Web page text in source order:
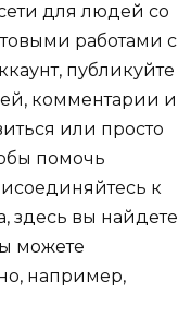
для людей со
работами с
публикуйте
комментарии и
или просто
помочь
к
здесь вы найдете
можете
например,